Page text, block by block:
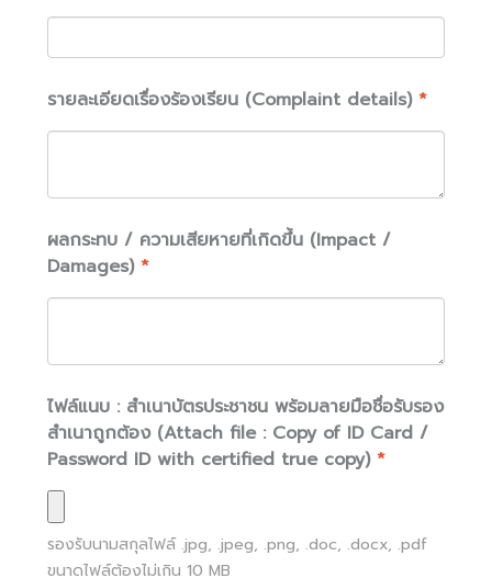
รายละเอียดเรื่องร้องเรียน (Complaint details) *
ผลกระทบ / ความเสียหายที่เกิดขึ้น (Impact /
Damages) *
ไฟล์แนบ : สำเนาบัตรประชาชน พร้อมลายมือชื่อรับรอง
สำเนาถูกต้อง (Attach file : Copy of ID Card /
Password ID with certified true copy) *
รองรับนามสกุลไฟล์.jpg, .jpeg, .png, .doc, .docx, .pdf
ขนาดไฟล์ต้องไม่เกิน 10 MB